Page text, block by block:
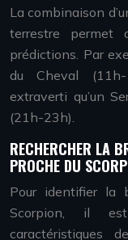
La combinaison
terrestre permet
prédictions. Par
du Cheval
extraverti qu’un
(21h-23h).
RECHERCHER LA
PROCHE DU
Pour identifier la
Scorpion, il
caractéristiques